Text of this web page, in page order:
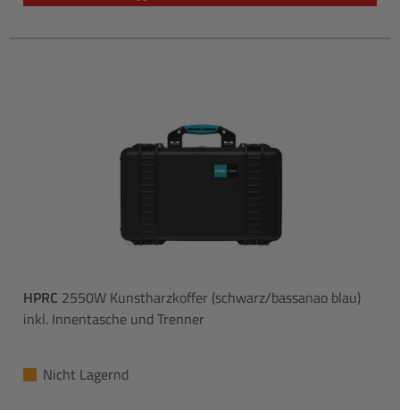
HPRC 2550W Kunstharzkoffer (schwarz/bassanao blau)
inkl. Innentasche und Trenner
Nicht Lagernd